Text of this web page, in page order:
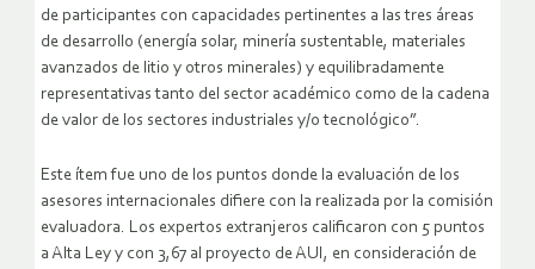
de participantes con capacidades pertinentes a las tres áreas
de desarrollo (energía solar, minería sustentable, materiales
avanzados de litio y otros minerales) y equilibradamente
representativas tanto del sector académico como de la cadena
de valor de los sectores industriales y/o tecnológico”.
Este ítem fue uno de los puntos donde la evaluación de los
asesores internacionales difiere con la realizada por la comisión
evaluadora. Los expertos extranjeros calificaron con 5 puntos
a Alta Ley y con 3,67 al proyecto de AUI, en consideración de